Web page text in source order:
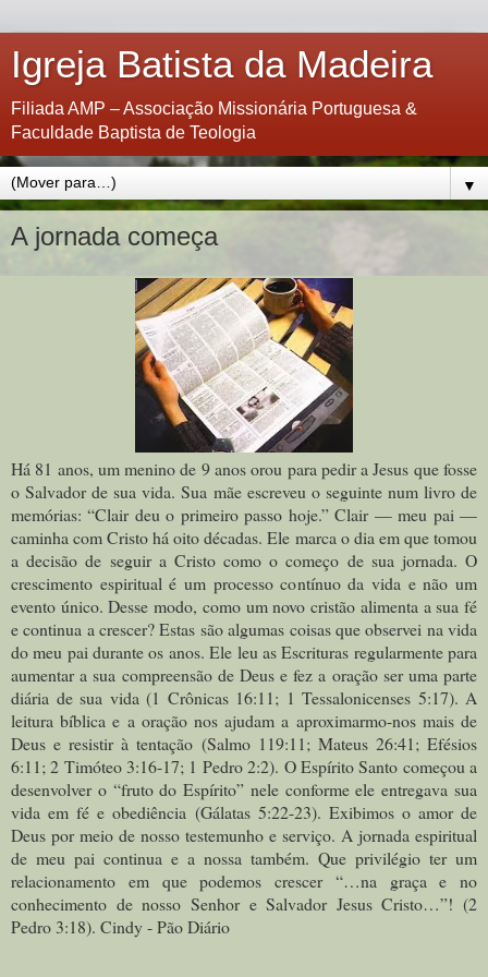
Igreja Batista da Madeira
Filiada AMP – Associação Missionária Portuguesa &
Faculdade Baptista de Teologia
▼
A jornada começa
Há 81 anos, um menino de 9 anos orou para pedir a Jesus que fosse
o Salvador de sua vida. Sua mãe escreveu o seguinte num livro de
memórias: “Clair deu o primeiro passo hoje.” Clair — meu pai —
caminha com Cristo há oito décadas. Ele marca o dia em que tomou
a decisão de seguir a Cristo como o começo de sua jornada. O
crescimento espiritual é um processo contínuo da vida e não um
evento único. Desse modo, como um novo cristão alimenta a sua fé
e continua a crescer? Estas são algumas coisas que observei na vida
do meu pai durante os anos. Ele leu as Escrituras regularmente para
aumentar a sua compreensão de Deus e fez a oração ser uma parte
diária de sua vida (1 Crônicas 16:11; 1 Tessalonicenses 5:17). A
leitura bíblica e a oração nos ajudam a aproximarmo-nos mais de
Deus e resistir à tentação (Salmo 119:11; Mateus 26:41; Efésios
6:11; 2 Timóteo 3:16-17; 1 Pedro 2:2). O Espírito Santo começou a
desenvolver o “fruto do Espírito” nele conforme ele entregava sua
vida em fé e obediência (Gálatas 5:22-23). Exibimos o amor de
Deus por meio de nosso testemunho e serviço. A jornada espiritual
de meu pai continua e a nossa também. Que privilégio ter um
relacionamento em que podemos crescer “…na graça e no
conhecimento de nosso Senhor e Salvador Jesus Cristo…”! (2
Pedro 3:18). Cindy - Pão Diário